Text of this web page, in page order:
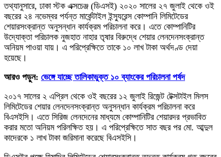
তথ্যানুসারে, ঢাকা স্টক এক্সচেঞ্জ (ডিএসই) ২০২০ সালের ২৭ জুলাই থেকে ওই
বছরের ২৪ নভেম্বর পর্যন্ত মার্কেন্টাইল ইন্স্যুরেন্স কোম্পানি লিমিটেডের
শেয়ারসংক্রান্ত অনুসন্ধান কার্যক্রম পরিচালনা করে। এতে কোম্পানিটির
উদ্যোক্তা পরিচালক নুজহাত নাহার তৃষার বিরুদ্ধে শেয়ার লেনদেনসংক্রান্ত
অনিয়ম পাওয়া যায়। এ পরিপ্রেক্ষিতে তাকে ১০ লাখ টাকা অর্থদণ্ড দেয়া
হয়েছে।
আরও পড়ুন: ভেঙ্গে যাচ্ছে তালিকাভুক্ত ১০ ব্যাংকের পরিচালনা পর্ষদ
২০১৭ সালের ২ এপ্রিল থেকে ওই বছরের ১২ জুলাই রিজেন্ট টেক্সটাইল মিলস
লিমিটেডের শেয়ার লেনদেনসংক্রান্ত অনুসন্ধান কার্যক্রম পরিচালনা করে
বিএসইসি। এতে সিরিজ লেনদেনের মাধ্যমে কোম্পানিটির শেয়ারদর প্রভাবিত
করার মতো অনিয়ম পরিলক্ষিত হয়। এ পরিপ্রেক্ষিতে সাত বছর পর মো. আব্দুল
কাদেরকে ১ লাখ টাকা জরিমানা করেছে বিএসইসি।